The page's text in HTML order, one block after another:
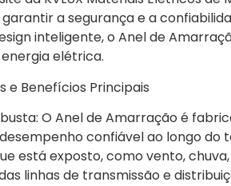
a segurança e a
inteligente, o Anel de
elétrica.
e Benefícios Principais
O Anel de Amarração é
confiável ao longo
está exposto, como vento,
linhas de transmissão e